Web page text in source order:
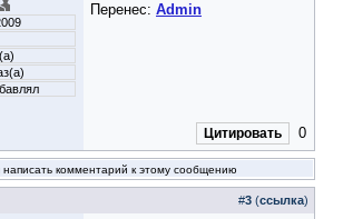
Перенес: Admin
Цитировать 0
комментарий к этому сообщению
#3 (ссылка)